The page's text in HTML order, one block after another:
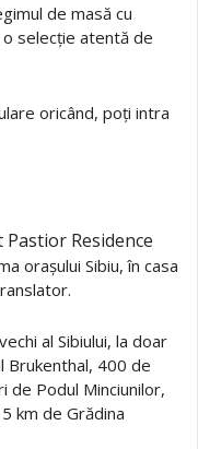
de masă cu
selecție atentă de
oricând, poți intra
orașului Sibiu, în casa
al Sibiului, la doar
Brukenthal, 400 de
de Podul Minciunilor,
km de Grădina